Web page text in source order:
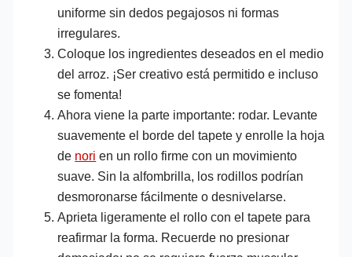
uniforme sin dedos pegajosos ni formas
irregulares.
Coloque los ingredientes deseados en el medio
del arroz. ¡Ser creativo está permitido e incluso
se fomenta!
Ahora viene la parte importante: rodar. Levante
suavemente el borde del tapete y enrolle la hoja
de nori en un rollo firme con un movimiento
suave. Sin la alfombrilla, los rodillos podrían
desmoronarse fácilmente o desnivelarse.
Aprieta ligeramente el rollo con el tapete para
reafirmar la forma. Recuerde no presionar